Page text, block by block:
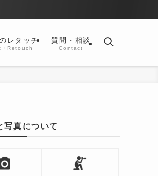
レタッチ
Retouch
質問・相談
Contact
写真について